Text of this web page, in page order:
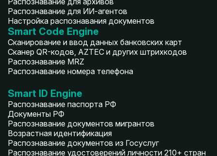
Распознавание для ИИ-агентов
Настройка распознавания документов
Smart Code Engine
Сканирование и ввод данных банковских карт
Сканер QR-кодов, AZTEC и других штрихкодов
Распознавание MRZ
Распознавание номера телефона
Smart ID Engine
Распознавание паспорта РФ
Документы РФ
Распознавание документов мигрантов
Возрастная идентификация
Распознавание документов из Госуслуг
Распознавание удостоверений личности 210+ стран